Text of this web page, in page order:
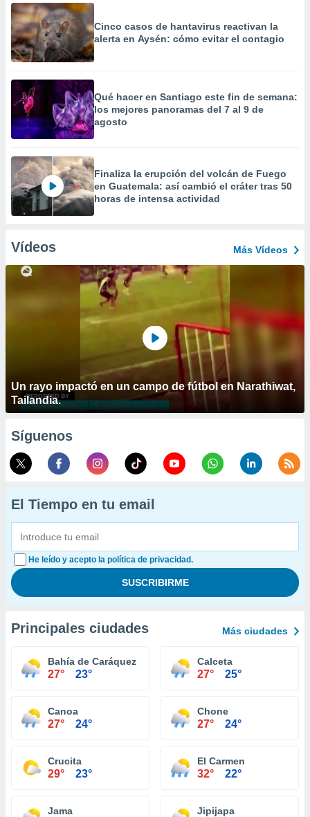
Cinco casos de hantavirus reactivan la
alerta en Aysén: cómo evitar el contagio
Qué hacer en Santiago este fin de semana:
los mejores panoramas del 7 al 9 de
agosto
Finaliza la erupción del volcán de Fuego
en Guatemala: así cambió el cráter tras 50
horas de intensa actividad
Vídeos Más Vídeos
Un rayo impactó en un campo de fútbol en Narathiwat,
Tailandia.
Síguenos
El Tiempo en tu email
He leído y acepto la política de privacidad.
Principales ciudades Más ciudades
Bahía de Caráquez
27° 23°
Calceta
27° 25°
Canoa
27° 24°
Chone
27° 24°
Crucita
29° 23°
El Carmen
32° 22°
Jama Jipijapa